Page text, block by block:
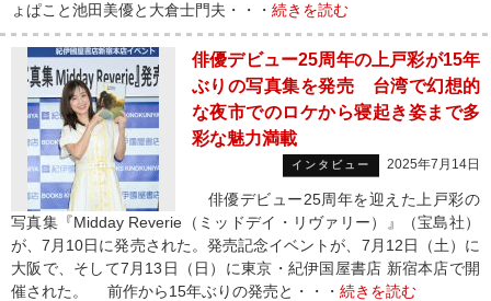
ょぱこと池田美優と大倉士門夫・・・ 続きを読む
俳優デビュー25周年の上戸彩が15年
ぶりの写真集を発売 台湾で幻想的
な夜市でのロケから寝起き姿まで多
彩な魅力満載
インタビュー 2025年7月14日
俳優デビュー25周年を迎えた上戸彩の
写真集『Midday Reverie（ミッドデイ・リヴァリー）』（宝島社）
が、7月10日に発売された。発売記念イベントが、7月12日（土）に
大阪で、そして7月13日（日）に東京・紀伊国屋書店 新宿本店で開
催された。 前作から15年ぶりの発売と・・・ 続きを読む